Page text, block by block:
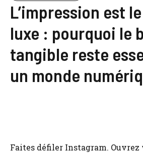
L’impression est
luxe : pourquoi le
tangible reste
un monde
Faites défiler Instagram.